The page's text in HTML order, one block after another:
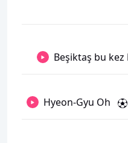
Beşiktaş bu
Hyeon-Gyu Oh